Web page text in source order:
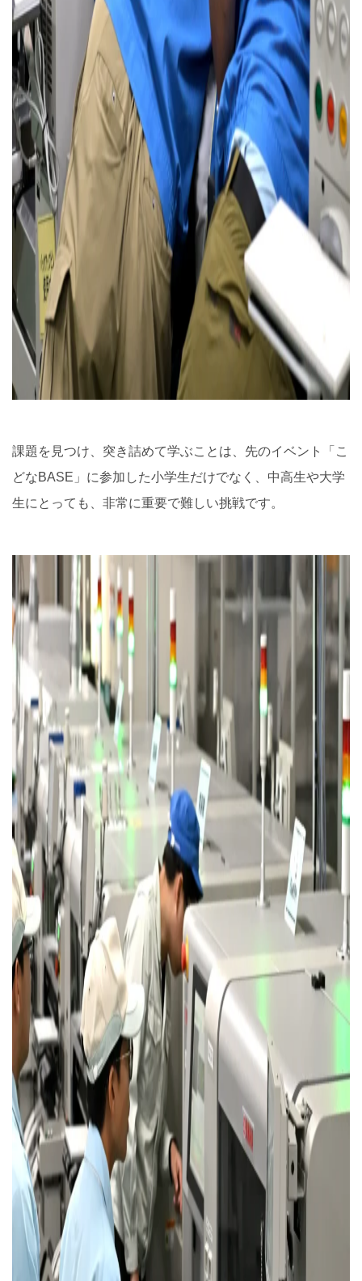
課題を見つけ、突き詰めて学ぶことは、先のイベント「こ
どなBASE」に参加した小学生だけでなく、中高生や大学
生にとっても、非常に重要で難しい挑戦です。